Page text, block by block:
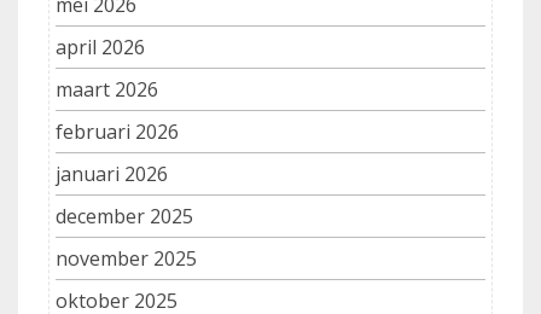
april 2026
maart 2026
februari 2026
januari 2026
december 2025
november 2025
oktober 2025